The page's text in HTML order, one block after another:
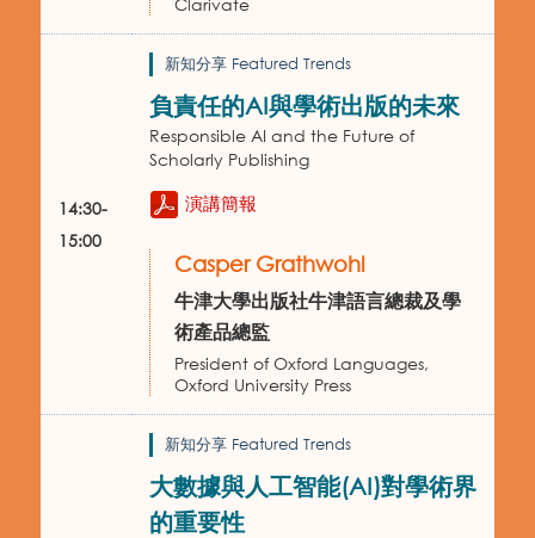
14:30-
15:00
新知分享 Featured Trends
負責任的AI與學術出版的未來
Responsible AI and the Future of
Scholarly Publishing
演講簡報
Casper Grathwohl
牛津大學出版社牛津語言總裁及學
術產品總監
President of Oxford Languages,
Oxford University Press
新知分享 Featured Trends
大數據與人工智能(AI)對學術界
的重要性